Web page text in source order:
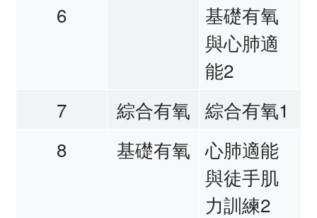
6
基礎有氧
與心肺適
能2
7
綜合有氧 綜合有氧1
8
基礎有氧 心肺適能
與徒手肌
力訓練2